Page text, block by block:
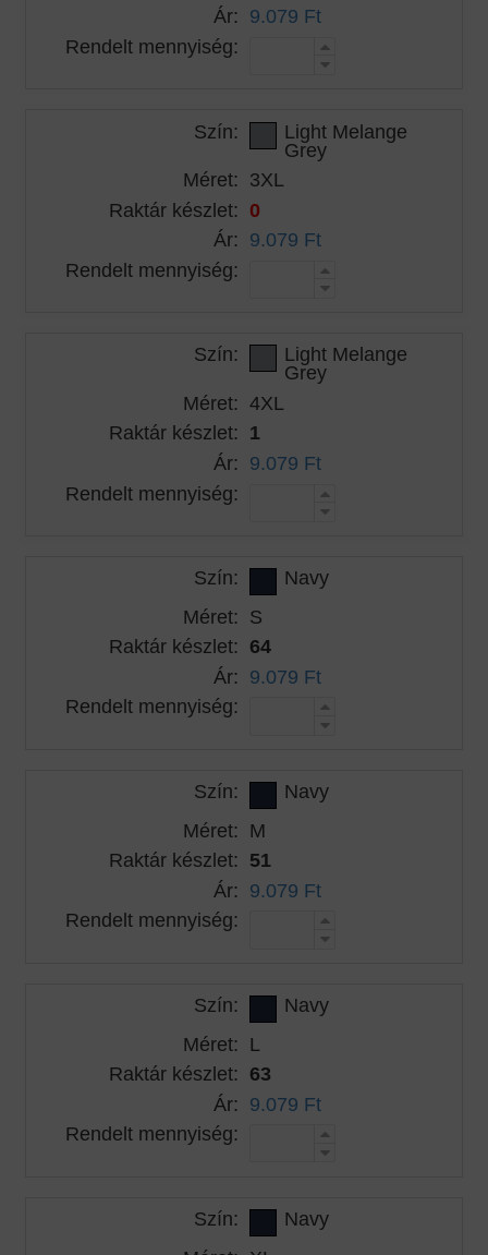
Ár: 9.079 Ft
Rendelt mennyiség:
Szín: Light Melange
Grey
Méret: 3XL
Raktár készlet: 0
Ár: 9.079 Ft
Rendelt mennyiség:
Szín: Light Melange
Grey
Méret: 4XL
Raktár készlet: 1
Ár: 9.079 Ft
Rendelt mennyiség:
Szín:
Navy
Méret: S
Raktár készlet: 64
Ár: 9.079 Ft
Rendelt mennyiség:
Szín:
Navy
Méret: M
Raktár készlet: 51
Ár: 9.079 Ft
Rendelt mennyiség:
Szín:
Navy
Méret: L
Raktár készlet: 63
Ár: 9.079 Ft
Rendelt mennyiség:
Szín:
Navy